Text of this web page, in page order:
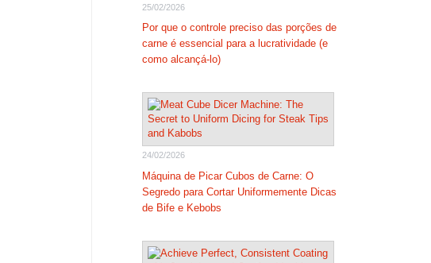
25/02/2026
Por que o controle preciso das porções de
carne é essencial para a lucratividade (e
como alcançá-lo)
24/02/2026
Máquina de Picar Cubos de Carne: O
Segredo para Cortar Uniformemente Dicas
de Bife e Kebobs